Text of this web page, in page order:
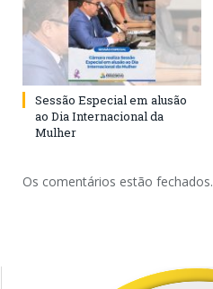
Sessão Especial em alusão
ao Dia Internacional da
Mulher
Os comentários estão fechados.